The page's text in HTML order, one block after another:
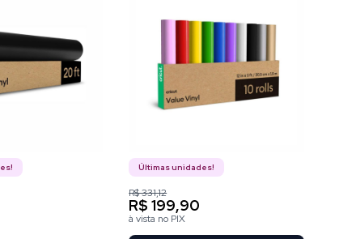
Últimas unidades!
R$ 331,12
R$ 199,90
à vista no PIX